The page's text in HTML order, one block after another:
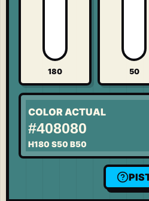
180 50
COLOR ACTUAL
#408080
H180 S50 B50